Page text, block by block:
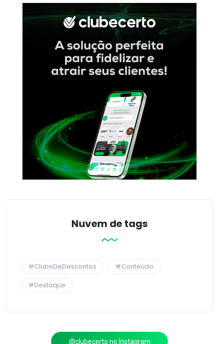
Nuvem de tags
#ClubeDeDescontos
#Conteúdo
#Destaque
@clubecerto no Instagram